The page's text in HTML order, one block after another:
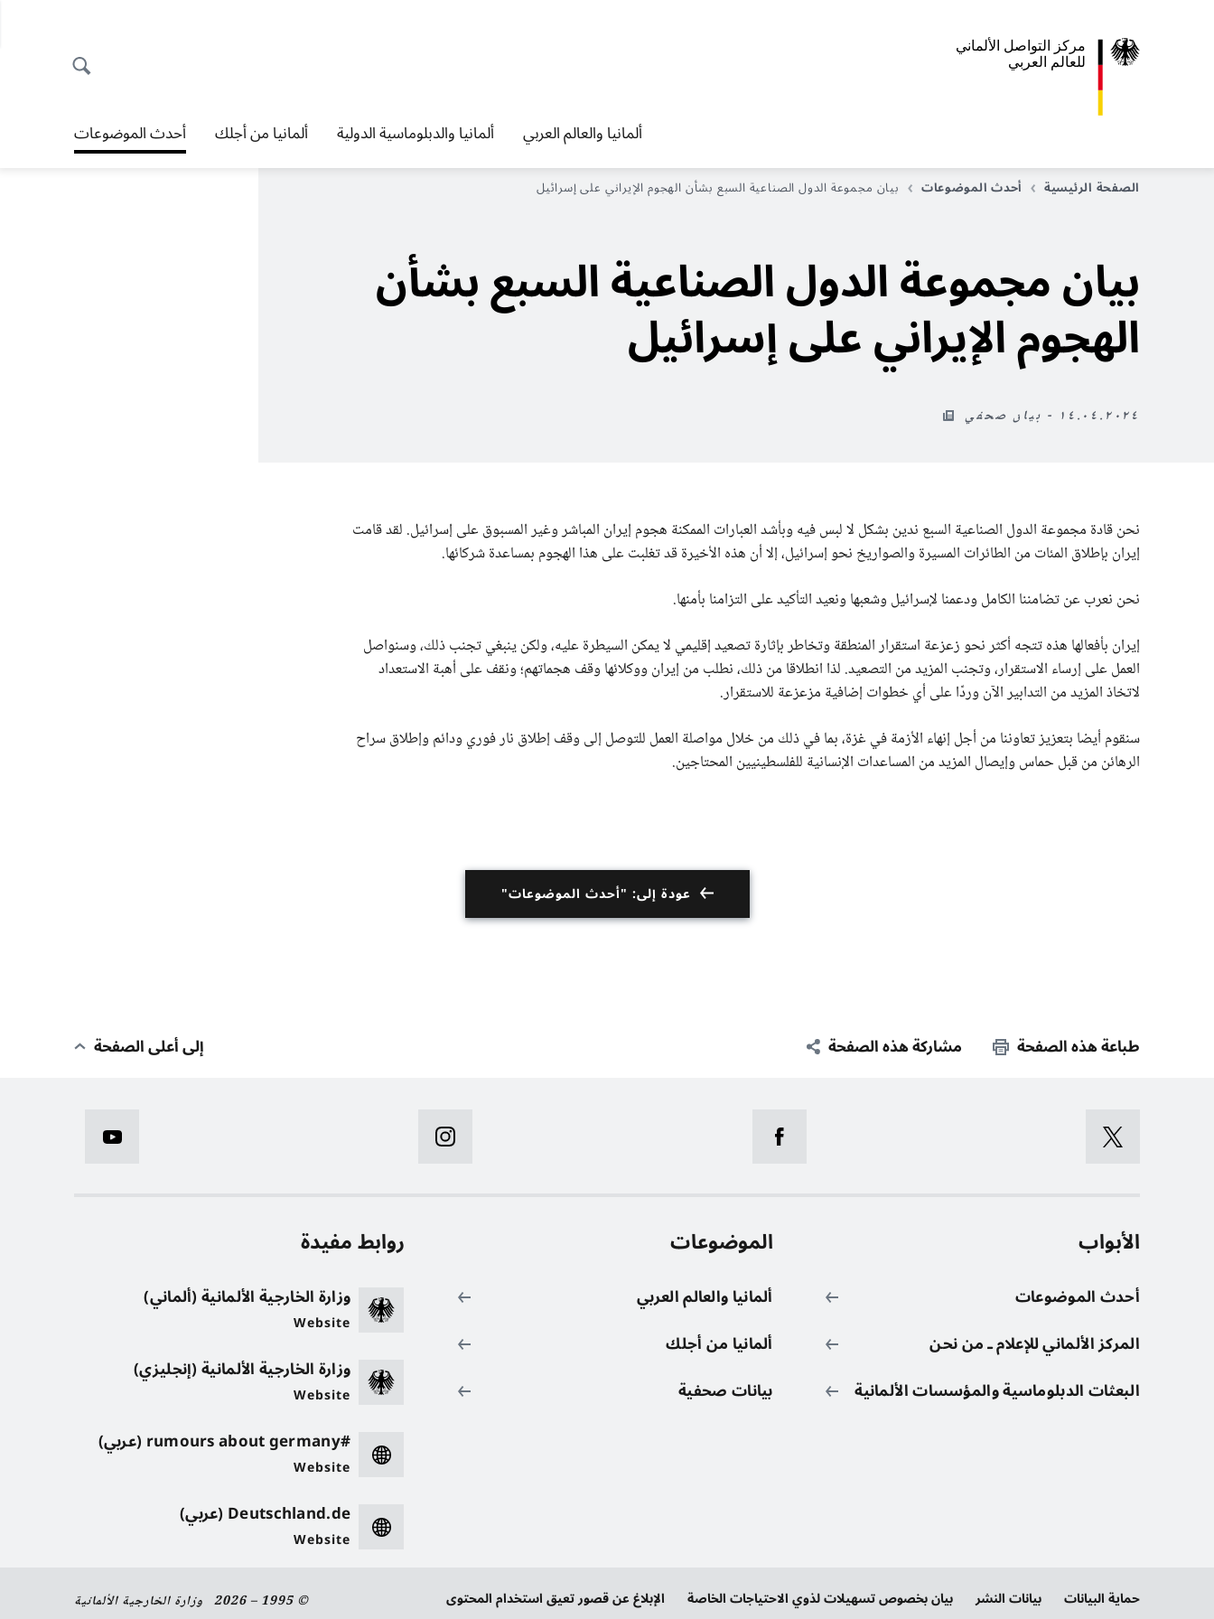
مركز التواصل الألماني
للعالم العربي
ألمانيا والعالم العربي ألمانيا والدبلوماسية الدولية ألمانيا من أجلك أحدث الموضوعات
الصفحة الرئيسية أحدث الموضوعات بيان مجموعة الدول الصناعية السبع بشأن الهجوم الإيراني على إسرائيل
بيان مجموعة الدول الصناعية السبع بشأن
الهجوم الإيراني على إسرائيل
١٤.٠٤.٢٠٢٤ - بيان صحفي
نحن قادة مجموعة الدول الصناعية السبع ندين بشكل لا لبس فيه وبأشد العبارات الممكنة هجوم إيران المباشر وغير المسبوق على إسرائيل. لقد قامت
إيران بإطلاق المئات من الطائرات المسيرة والصواريخ نحو إسرائيل، إلا أن هذه الأخيرة قد تغلبت على هذا الهجوم بمساعدة شركائها.
نحن نعرب عن تضامننا الكامل ودعمنا لإسرائيل وشعبها ونعيد التأكيد على التزامنا بأمنها.
إيران بأفعالها هذه تتجه أكثر نحو زعزعة استقرار المنطقة وتخاطر بإثارة تصعيد إقليمي لا يمكن السيطرة عليه، ولكن ينبغي تجنب ذلك، وسنواصل
العمل على إرساء الاستقرار، وتجنب المزيد من التصعيد. لذا انطلاقا من ذلك، نطلب من إيران ووكلائها وقف هجماتهم؛ ونقف على أهبة الاستعداد
لاتخاذ المزيد من التدابير الآن وردًا على أي خطوات إضافية مزعزعة للاستقرار.
سنقوم أيضا بتعزيز تعاوننا من أجل إنهاء الأزمة في غزة، بما في ذلك من خلال مواصلة العمل للتوصل إلى وقف إطلاق نار فوري ودائم وإطلاق سراح
الرهائن من قبل حماس وإيصال المزيد من المساعدات الإنسانية للفلسطينيين المحتاجين.
عودة إلى: "أحدث الموضوعات"
طباعة هذه الصفحة مشاركة هذه الصفحة إلى أعلى الصفحة
الأبواب
أحدث الموضوعات
المركز الألماني للإعلام ـ من نحن
البعثات الدبلوماسية والمؤسسات الألمانية
الموضوعات
ألمانيا والعالم العربي
ألمانيا من أجلك
بيانات صحفية
روابط مفيدة
وزارة الخارجية الألمانية (ألماني)
Website
وزارة الخارجية الألمانية (إنجليزي)
Website
#rumours about germany (عربي)
Website
Deutschland.de (عربي)
Website
حماية البيانات بيانات النشر بيان بخصوص تسهيلات لذوي الاحتياجات الخاصة الإبلاغ عن قصور تعيق استخدام المحتوى © 1995 – 2026 وزارة الخارجية الألمانية